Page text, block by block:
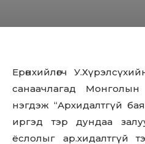
Ерөнхийлөгч
санаачлагад
нэгдэж “Архидалтгүй
иргэд тэр дундаа
ёслолыг ар.хидалтгүй